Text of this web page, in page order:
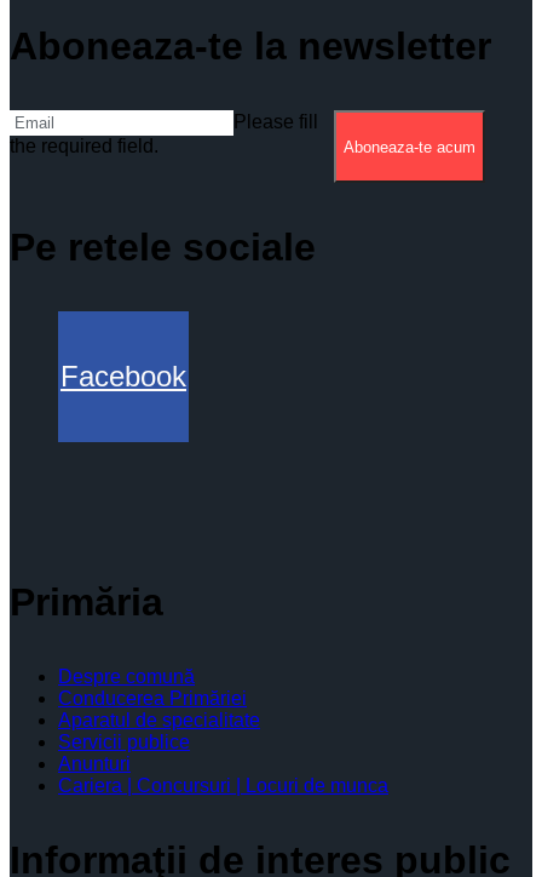
Aboneaza-te la newsletter
Please fill
the required field.
Aboneaza-te acum
Pe retele sociale
Facebook
Primăria
Despre comună
Conducerea Primăriei
Aparatul de specialitate
Servicii publice
Anunturi
Cariera | Concursuri | Locuri de munca
Informaţii de interes public